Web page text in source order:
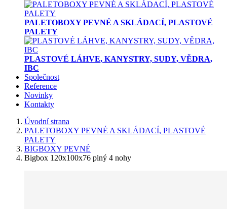
PALETOBOXY PEVNÉ A SKLÁDACÍ, PLASTOVÉ
PALETY
PLASTOVÉ LÁHVE, KANYSTRY, SUDY, VĚDRA,
IBC
Společnost
Reference
Novinky
Kontakty
Úvodní strana
PALETOBOXY PEVNÉ A SKLÁDACÍ, PLASTOVÉ
PALETY
BIGBOXY PEVNÉ
Bigbox 120x100x76 plný 4 nohy